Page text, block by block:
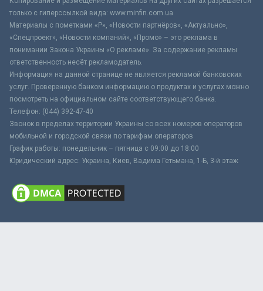
только с гиперссылкой вида: www.minfin.com.ua
Материалы с пометками «Р», «Новости партнёров», «Актуально»,
«Спецпроект», «Новости компаний», «Промо» – это реклама в
понимании Закона Украины «О рекламе». За содержание рекламы
ответственность несёт рекламодатель.
Информация на данной странице не является рекламой банковских
услуг. Проверенную банком информацию о продуктах и услугах можно
посмотреть на официальном сайте соответствующего банка.
Телефон: (044) 392-47-40
Звонок в пределах территории Украины со всех номеров операторов
мобильной и городской связи по тарифам операторов
График работы: понедельник – пятница с 09:00 до 18:00
Юридический адрес: Украина, Киев, Вадима Гетьмана, 1-Б, 3-й этаж